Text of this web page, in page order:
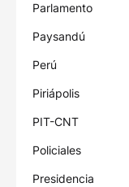
Parlamento
Paysandú
Perú
Piriápolis
PIT-CNT
Policiales
Presidencia